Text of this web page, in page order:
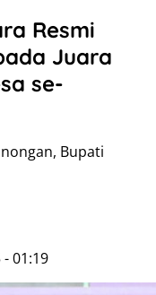
Resmi
Juara
se-
Bupati
01:19